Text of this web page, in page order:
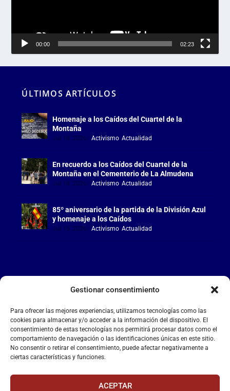
Gestionar consentimiento
Para ofrecer las mejores experiencias, utilizamos tecnologías como las
cookies para almacenar y/o acceder a la información del dispositivo. El
consentimiento de estas tecnologías nos permitirá procesar datos como el
comportamiento de navegación o las identificaciones únicas en este sitio.
No consentir o retirar el consentimiento, puede afectar negativamente a
ciertas características y funciones.
ACEPTAR
00:00 02:23
ÚLTIMOS ARTÍCULOS
Homenaje a los Caídos del Cuartel de la
Montaña
Jul 18, 2026 |Activismo,Actualidad
En recuerdo a los Caídos del Cuartel de la
Montaña en el Cementerio de La Almudena
Jul 18, 2026 |Activismo,Actualidad
85º aniversario de la partida de la División Azul
y homenaje a los Caídos
Jul 15, 2026 |Activismo,Actualidad
LA FALANGE
Reproductor
de
vídeo